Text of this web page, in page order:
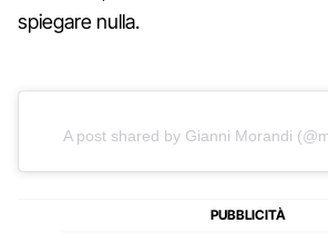
spiegare nulla.
A post shared by Gianni Morandi